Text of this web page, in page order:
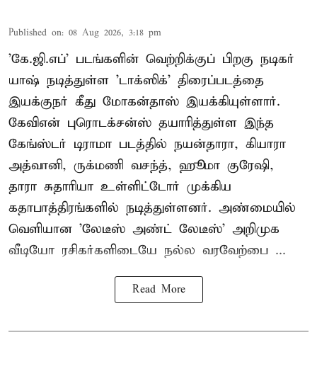
Published on: 08 Aug 2026, 3:18 pm
'கே.ஜி.எப்' படங்களின் வெற்றிக்குப் பிறகு நடிகர்
யாஷ் நடித்துள்ள 'டாக்ஸிக்' திரைப்படத்தை
இயக்குநர் கீது மோகன்தாஸ் இயக்கியுள்ளார்.
கேவிஎன் புரொடக்சன்ஸ் தயாரித்துள்ள இந்த
கேங்ஸ்டர் டிராமா படத்தில் நயன்தாரா, கியாரா
அத்வானி, ருக்மணி வசந்த், ஹூமா குரேஷி,
தாரா சுதாரியா உள்ளிட்டோர் முக்கிய
கதாபாத்திரங்களில் நடித்துள்ளனர். அண்மையில்
வெளியான 'லேடீஸ் அண்ட் லேடீஸ்' அறிமுக
வீடியோ ரசிகர்களிடையே நல்ல வரவேற்பை ...
Read More